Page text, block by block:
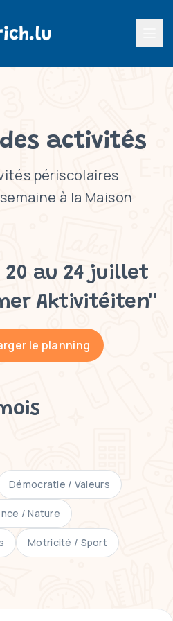
activités
périscolaires
à la Maison
20 au 24 juillet
Aktivitéiten''
le planning
Démocratie / Valeurs
/ Nature
Motricité / Sport